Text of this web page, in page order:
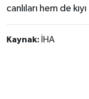
canlıları hem de
Kaynak: İHA